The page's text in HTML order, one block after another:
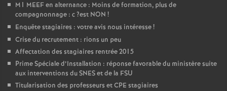
M1 MEEFen alternance : Moins de formation, plus de
compagnonnage : c?est NON !
Enquête stagiaires : votre avis nous intéresse!
Crise du recrutement : rions un peu
Affectation des stagiaires rentrée 2015
Prime Spéciale d’Installation : réponse favorable du ministère suite
aux interventions duSNESet de la FSU
Titularisation des professeurs etCPE stagiaires